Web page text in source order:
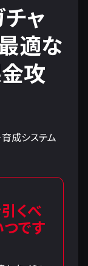
ャ
適な
攻
成システム
くべ
です